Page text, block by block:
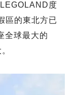
度
區的東北方已
全球最大的